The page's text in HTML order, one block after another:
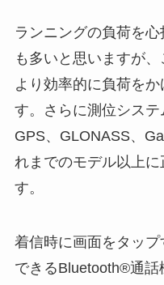
ランニングの負荷を
も多いと思いますが
より効率的に負荷を
す。さらに測位システ
GPS、GLONASS、
れまでのモデル以上
す。
着信時に画面をタッ
できるBluetooth®通話